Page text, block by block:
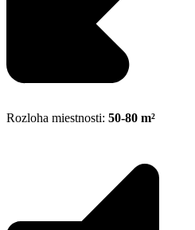
Rozloha miestnosti: 50-80 m²